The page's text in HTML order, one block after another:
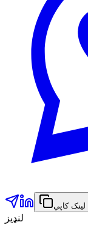
لینک کاپي
لنډیز